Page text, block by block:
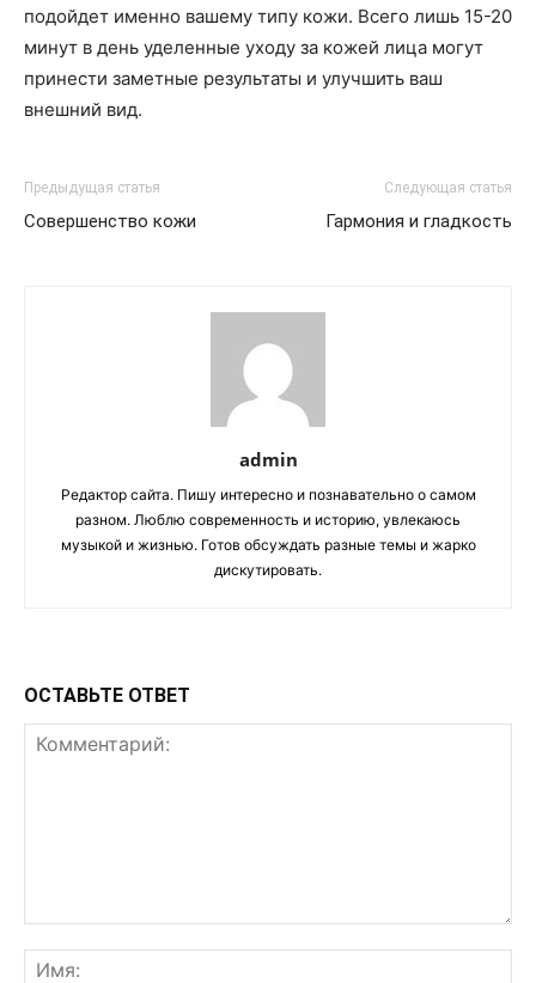
подойдет именно вашему типу кожи. Всего лишь 15-20
минут в день уделенные уходу за кожей лица могут
принести заметные результаты и улучшить ваш
внешний вид.
Предыдущая статья
Совершенство кожи
Следующая статья
Гармония и гладкость
admin
Редактор сайта. Пишу интересно и познавательно о самом
разном. Люблю современность и историю, увлекаюсь
музыкой и жизнью. Готов обсуждать разные темы и жарко
дискутировать.
ОСТАВЬТЕ ОТВЕТ